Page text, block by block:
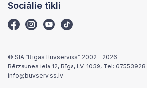
Sociālie tīkli
© SIA “Rīgas Būvserviss” 2002 - 2026
Bērzaunes iela 12, Rīga, LV-1039, Tel: 67553928
info@buvserviss.lv